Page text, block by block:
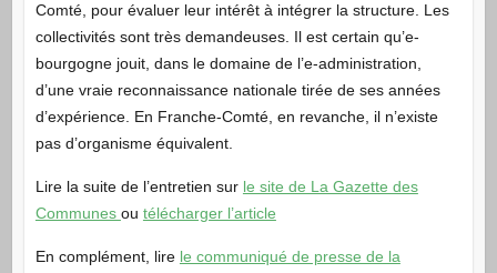
Comté, pour évaluer leur intérêt à intégrer la structure. Les
collectivités sont très demandeuses. Il est certain qu’e-
bourgogne jouit, dans le domaine de l’e-administration,
d’une vraie reconnaissance nationale tirée de ses années
d’expérience. En Franche-Comté, en revanche, il n’existe
pas d’organisme équivalent.
Lire la suite de l’entretien sur le site de La Gazette des
Communes ou télécharger l’article
En complément, lire le communiqué de presse de la